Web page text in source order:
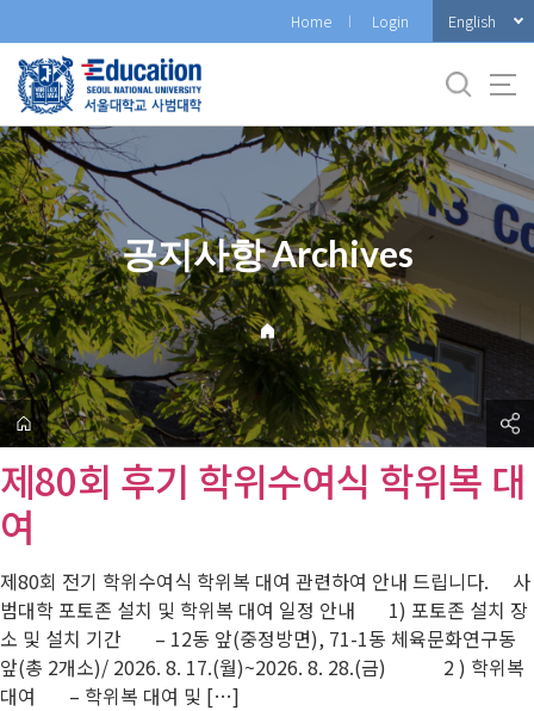
로
메
뉴
Home Login English
공지사항 Archives
제80회 후기 학위수여식 학위복 대
여
제80회 전기 학위수여식 학위복 대여 관련하여 안내 드립니다. 사
범대학 포토존 설치 및 학위복 대여 일정 안내 1) 포토존 설치 장
소 및 설치 기간 – 12동 앞(중정방면), 71-1동 체육문화연구동
앞(총 2개소)/ 2026. 8. 17.(월)~2026. 8. 28.(금) 2 ) 학위복
대여 – 학위복 대여 및 […]